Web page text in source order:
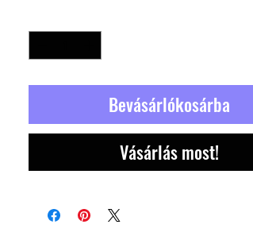
Bevásárlókosárba
Vásárlás most!